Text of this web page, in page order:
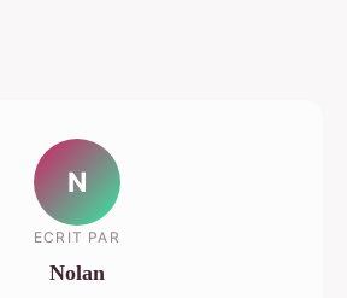
N
ECRIT PAR
Nolan